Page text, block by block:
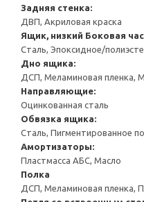
Задняя стенка:
ДВП, Акриловая краска
Ящик, низкий Боковая
Сталь, Эпоксидное/
Дно ящика:
ДСП, Меламиновая пленка,
Направляющие:
Оцинкованная сталь
Обвязка ящика:
Сталь, Пигментированное
Амортизаторы:
Пластмасса АБС, Масло
Полка
ДСП, Меламиновая пленка,